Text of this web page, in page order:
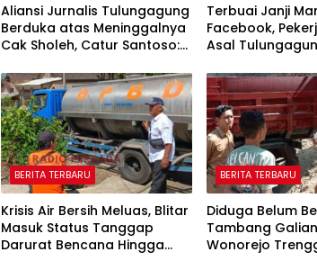
Aliansi Jurnalis Tulungagung
Berduka atas Meninggalnya
Cak Sholeh, Catur Santoso:
yang Vokal”
Terbuai Janji
Facebook,
Asal
BERITA TERBARU
Krisis Air Bersih Meluas, Blitar
Masuk Status Tanggap
Darurat Bencana Hingga
BERITA TERBARU
Diduga Belum
Tambang
Wonorejo